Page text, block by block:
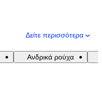
Δείτε περισσότερα
Ανδρικά ρούχα